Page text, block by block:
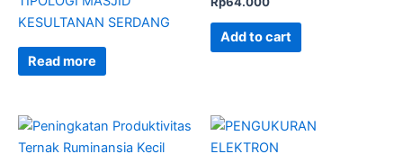
KESULTANAN SERDANG
Read more
Add to cart